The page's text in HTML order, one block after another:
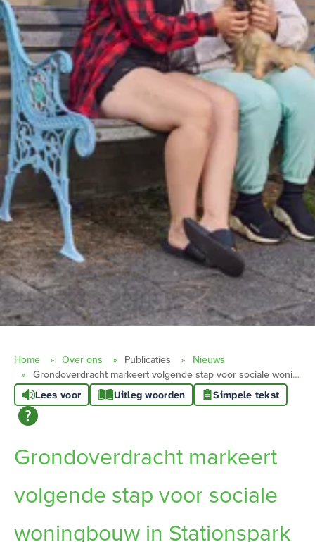
Home Over ons Publicaties
Nieuws
Grondoverdracht markeert volgende stap voor sociale woningbouw in Stationspark Dijk en Waard
Lees voor Uitleg woorden Simpele tekst
Grondoverdracht markeert
volgende stap voor sociale
woningbouw in Stationspark